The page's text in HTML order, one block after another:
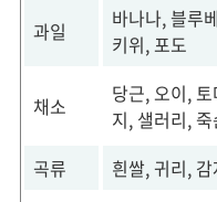
과일
바나나, 블루
키위, 포도
채소
당근, 오이,
지, 샐러리, 죽
곡류
흰쌀, 귀리,